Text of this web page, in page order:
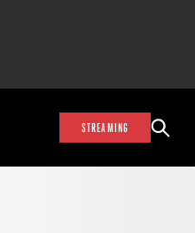
STREAMING